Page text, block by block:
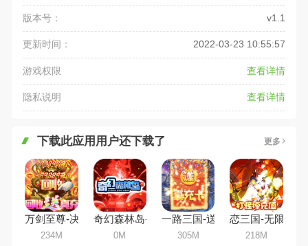
版本号： v1.1
更新时间： 2022-03-23 10:55:57
游戏权限 查看详情
隐私说明 查看详情
下载此应用用户还下载了 更多
万剑至尊-决战九龙城
234M
奇幻森林岛-送一万真充
0M
一路三国-送金将万充
305M
恋三国-无限版
218M